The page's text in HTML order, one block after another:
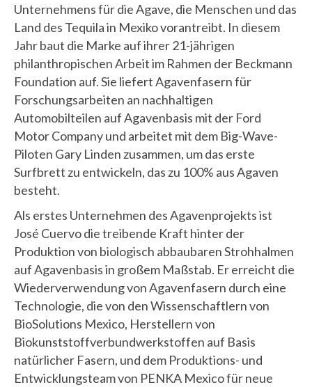
Unternehmens für die Agave, die Menschen und das
Land des Tequila in Mexiko vorantreibt. In diesem
Jahr baut die Marke auf ihrer 21-jährigen
philanthropischen Arbeit im Rahmen der Beckmann
Foundation auf. Sie liefert Agavenfasern für
Forschungsarbeiten an nachhaltigen
Automobilteilen auf Agavenbasis mit der Ford
Motor Company und arbeitet mit dem Big-Wave-
Piloten Gary Linden zusammen, um das erste
Surfbrett zu entwickeln, das zu 100% aus Agaven
besteht.
Als erstes Unternehmen des Agavenprojekts ist
José Cuervo die treibende Kraft hinter der
Produktion von biologisch abbaubaren Strohhalmen
auf Agavenbasis in großem Maßstab. Er erreicht die
Wiederverwendung von Agavenfasern durch eine
Technologie, die von den Wissenschaftlern von
BioSolutions Mexico, Herstellern von
Biokunststoffverbundwerkstoffen auf Basis
natürlicher Fasern, und dem Produktions- und
Entwicklungsteam von PENKA Mexico für neue